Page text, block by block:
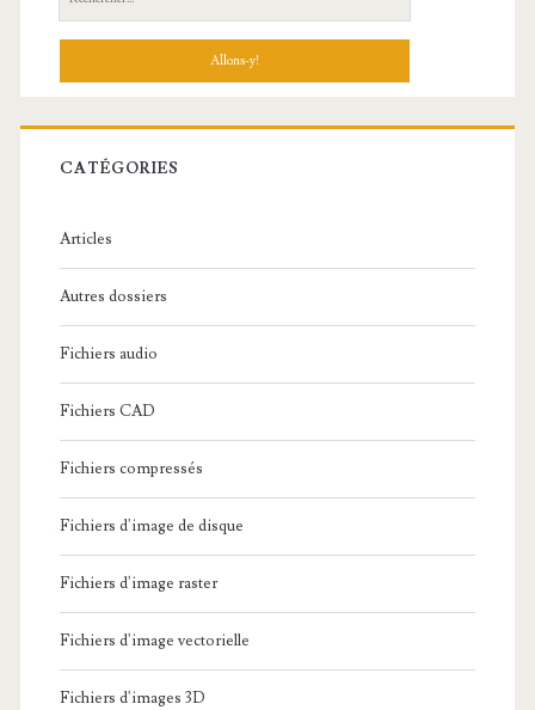
e
h
r
c
:
CATÉGORIES
Articles
Autres dossiers
Fichiers audio
Fichiers CAD
Fichiers compressés
Fichiers d'image de disque
Fichiers d'image raster
Fichiers d'image vectorielle
Fichiers d'images 3D